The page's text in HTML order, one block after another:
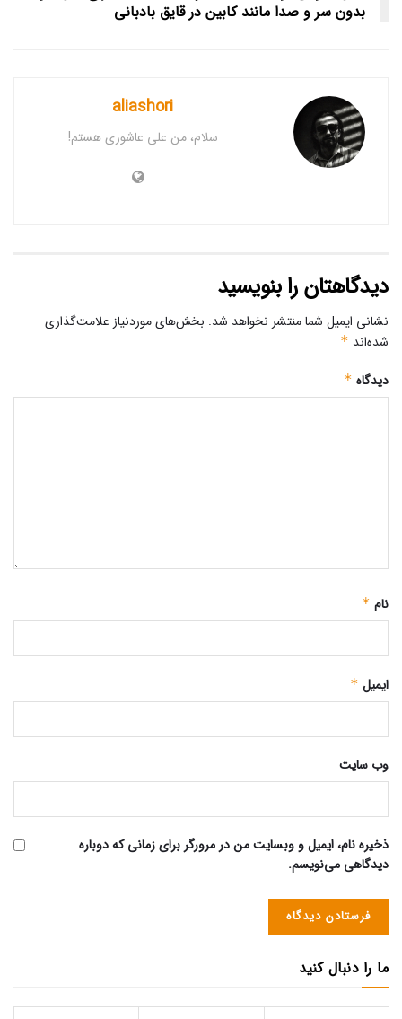
بدون سر و صدا مانند کابین در قایق بادبانی
aliashori
سلام، من علی عاشوری هستم!
دیدگاهتان را بنویسید
نشانی ایمیل شما منتشر نخواهد شد. بخش‌های موردنیاز علامت‌گذاری
شده‌اند *
دیدگاه *
نام *
ایمیل *
وب‌ سایت
ذخیره نام، ایمیل و وبسایت من در مرورگر برای زمانی که دوباره
دیدگاهی می‌نویسم.
ما را دنبال کنید